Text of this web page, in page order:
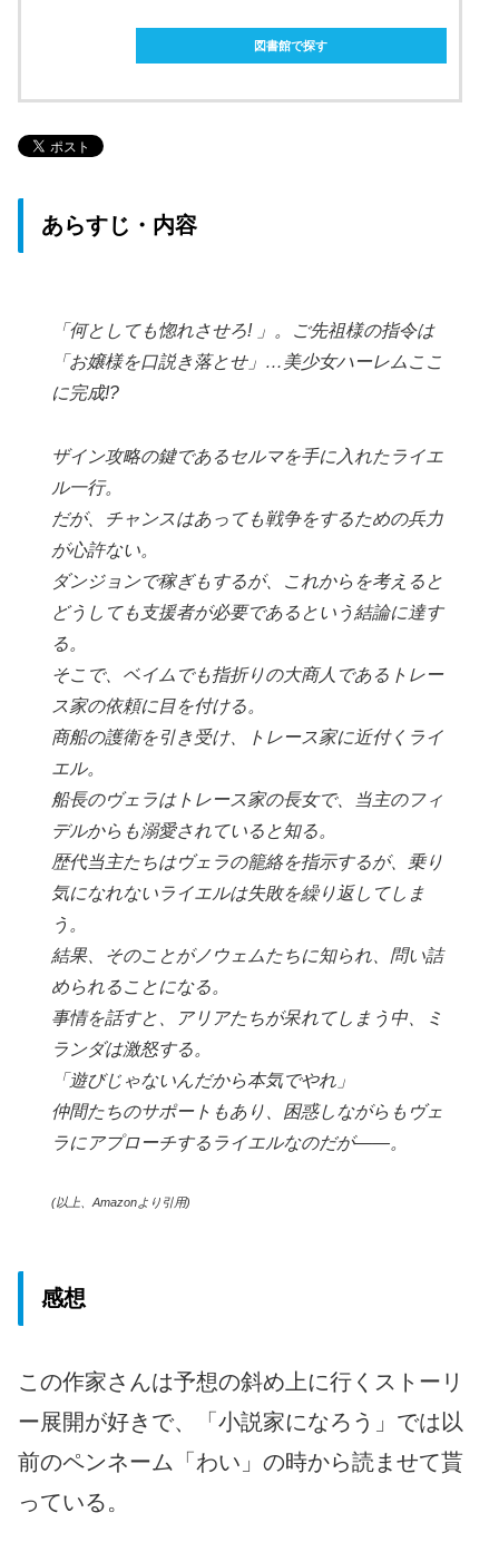
図書館で探す
あらすじ・内容
「何としても惚れさせろ! 」。ご先祖様の指令は
「お嬢様を口説き落とせ」…美少女ハーレムここ
に完成!?
ザイン攻略の鍵であるセルマを手に入れたライエ
ル一行。
だが、チャンスはあっても戦争をするための兵力
が心許ない。
ダンジョンで稼ぎもするが、これからを考えると
どうしても支援者が必要であるという結論に達す
る。
そこで、ベイムでも指折りの大商人であるトレー
ス家の依頼に目を付ける。
商船の護衛を引き受け、トレース家に近付くライ
エル。
船長のヴェラはトレース家の長女で、当主のフィ
デルからも溺愛されていると知る。
歴代当主たちはヴェラの籠絡を指示するが、乗り
気になれないライエルは失敗を繰り返してしま
う。
結果、そのことがノウェムたちに知られ、問い詰
められることになる。
事情を話すと、アリアたちが呆れてしまう中、ミ
ランダは激怒する。
「遊びじゃないんだから本気でやれ」
仲間たちのサポートもあり、困惑しながらもヴェ
ラにアプローチするライエルなのだが——。
(以上、Amazonより引用)
感想
この作家さんは予想の斜め上に行くストーリ
ー展開が好きで、「小説家になろう」では以
前のペンネーム「わい」の時から読ませて貰
っている。